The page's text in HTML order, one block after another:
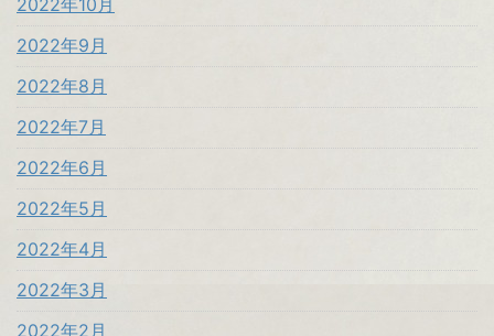
2022年10月
2022年9月
2022年8月
2022年7月
2022年6月
2022年5月
2022年4月
2022年3月
2022年2月